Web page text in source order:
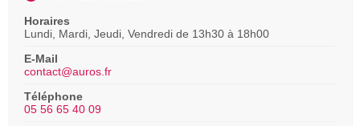
Horaires
Lundi, Mardi, Jeudi, Vendredi de 13h30 à 18h00
E-Mail
contact@auros.fr
Téléphone
05 56 65 40 09